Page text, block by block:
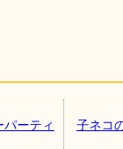
ーティ
子ネコ